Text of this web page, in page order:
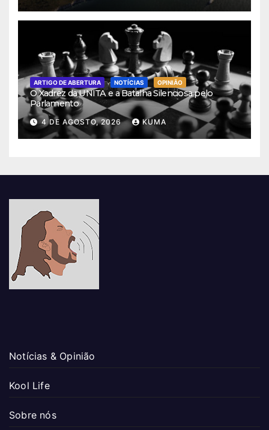
ARTIGO DE ABERTURA NOTÍCIAS OPINIÃO
O Xadrez da UNITA e a Batalha Silenciosa pelo
Parlamento
4 DE AGOSTO, 2026 KUMA
Notícias & Opinião
Kool Life
Sobre nós